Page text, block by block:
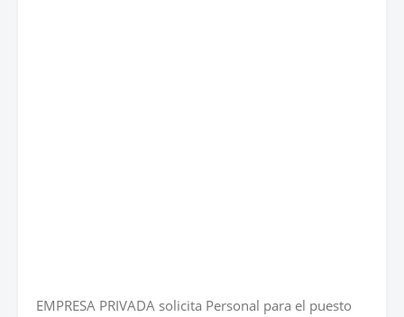
EMPRESA PRIVADA solicita Personal para el puesto